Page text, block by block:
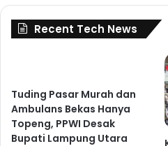
Recent Tech News
Tuding Pasar Murah dan
Ambulans Bekas Hanya
Topeng, PPWI Desak
Bupati Lampung Utara